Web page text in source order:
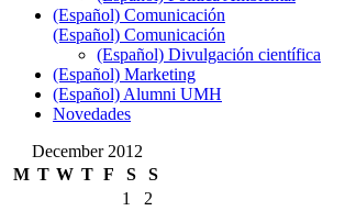
(Español) Comunicación
(Español) Comunicación
(Español) Divulgación científica
(Español) Marketing
(Español) Alumni UMH
Novedades
December 2012
M T W T F S
S
1
2